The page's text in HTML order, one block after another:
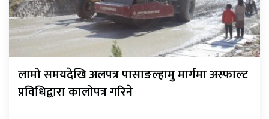
लामो समयदेखि अलपत्र पासाङल्हामु मार्गमा अस्फाल्ट
प्रविधिद्वारा कालोपत्र गरिने